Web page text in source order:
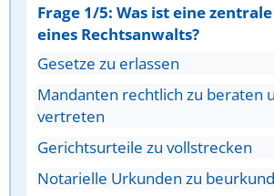
Frage 1/5: Was ist eine
eines Rechtsanwalts?
Gesetze zu erlassen
Mandanten rechtlich zu beraten
vertreten
Gerichtsurteile zu vollstrecken
Notarielle Urkunden zu